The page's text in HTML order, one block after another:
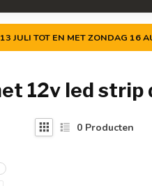
JULI TOT EN MET ZONDAG 16
12v led strip
0 Producten